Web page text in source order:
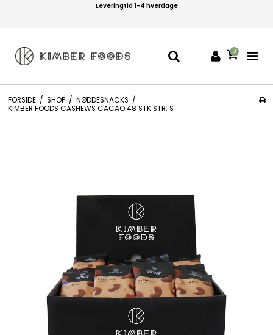
Leveringtid 1-4 hverdage
0
FORSIDE / SHOP / NØDDESNACKS /
KIMBER FOODS CASHEWS CACAO 48 STK STR. S